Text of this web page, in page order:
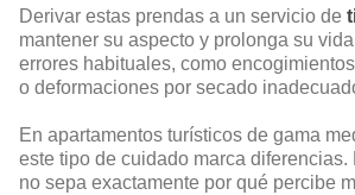
Derivar estas prendas a un servicio de
mantener su aspecto y prolonga su
errores habituales, como
o deformaciones por secado
En apartamentos turísticos de gama
este tipo de cuidado marca
no sepa exactamente por qué percibe